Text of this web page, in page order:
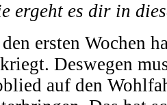
ergeht es dir in
ersten Wochen
Deswegen
auf den